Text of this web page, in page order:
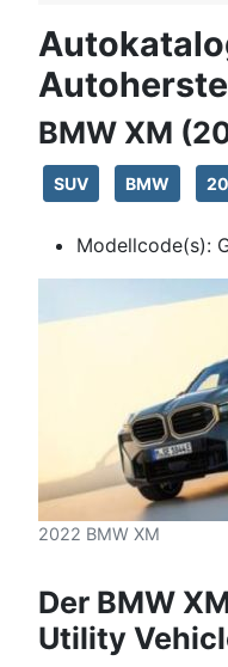
BMW XM
SUV BMW
Modellcode(s):
2022 BMW XM
Der BMW
Utility